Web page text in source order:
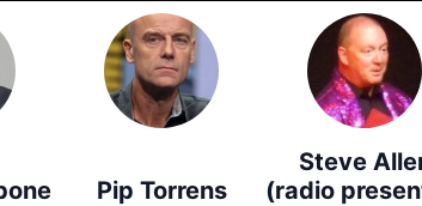
Pip Torrens
Steve
(radio